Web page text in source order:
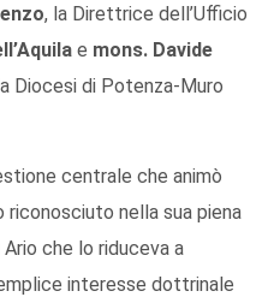
, la Direttrice dell’Ufficio
e mons. Davide
Diocesi di Potenza-Muro
centrale che animò
riconosciuto nella sua piena
che lo riduceva a
interesse dottrinale